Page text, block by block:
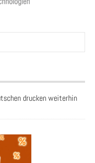
drucken weiterhin